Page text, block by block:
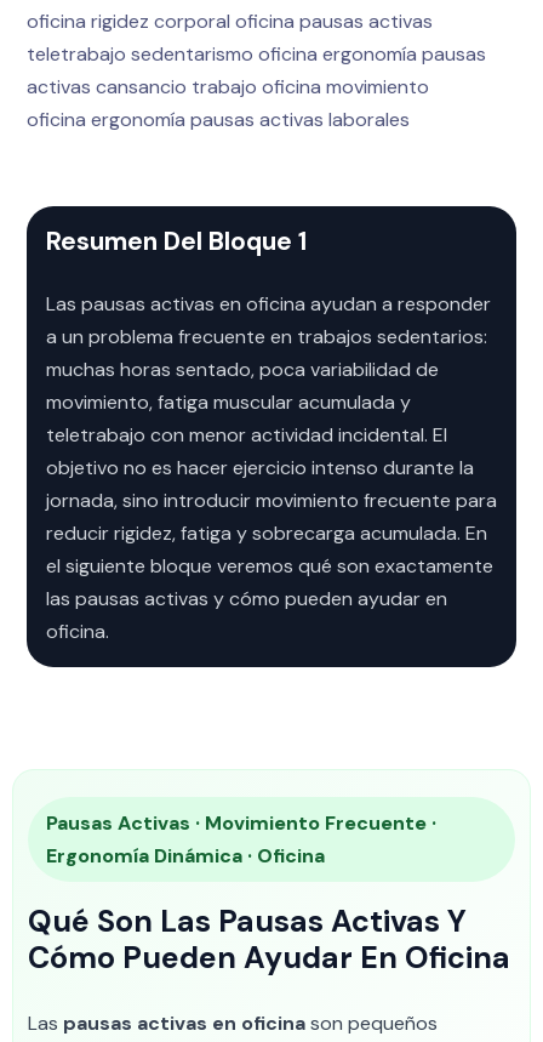
Resumen Del Bloque 1
Las pausas activas en oficina ayudan a responder
a un problema frecuente en trabajos sedentarios:
muchas horas sentado, poca variabilidad de
movimiento, fatiga muscular acumulada y
teletrabajo con menor actividad incidental. El
objetivo no es hacer ejercicio intenso durante la
jornada, sino introducir movimiento frecuente para
reducir rigidez, fatiga y sobrecarga acumulada. En
el siguiente bloque veremos qué son exactamente
las pausas activas y cómo pueden ayudar en
oficina.
Pausas Activas · Movimiento Frecuente ·
Ergonomía Dinámica · Oficina
Qué Son Las Pausas Activas Y
Cómo Pueden Ayudar En Oficina
Las pausas activas en oficinason pequeños